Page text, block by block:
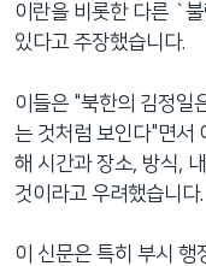
이란을 비롯한 다른 `
있다고 주장했습니다.
이들은 "북한의 김정일
는 것처럼 보인다"면서
해 시간과 장소, 방식,
것이라고 우려했습니다.
이 신문은 특히 부시 행